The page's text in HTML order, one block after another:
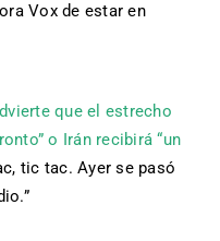
Vox de estar en
que el estrecho
o Irán recibirá “un
tic tac. Ayer se pasó
”